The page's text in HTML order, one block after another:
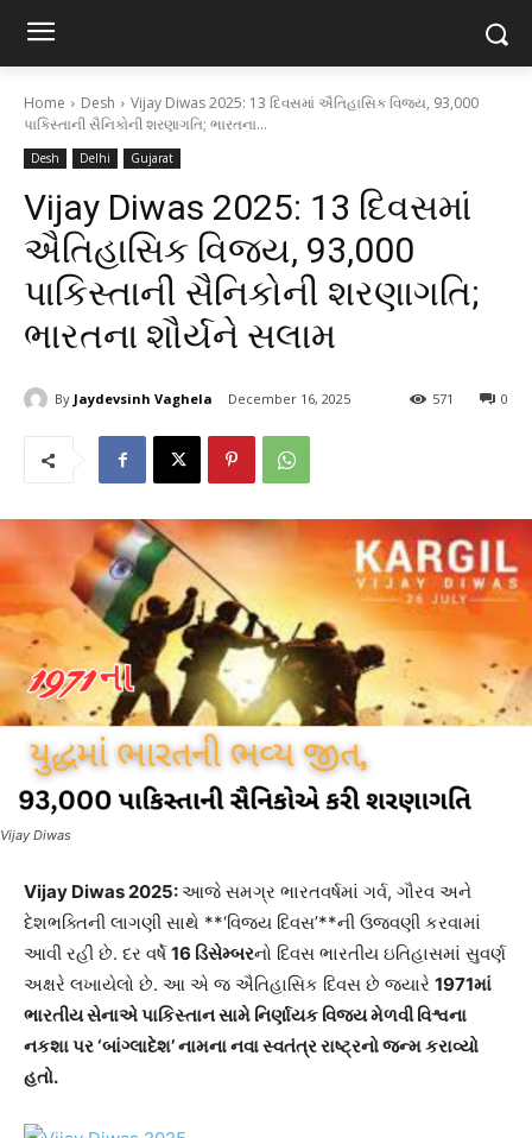
Home Desh
Vijay Diwas 2025: 13 દિવસમાં ઐતિહાસિક વિજય, 93,000
પાકિસ્તાની સૈનિકોની શરણાગતિ; ભારતના...
Desh Delhi Gujarat
Vijay Diwas 2025: 13 દિવસમાં
ઐતિહાસિક વિજય, 93,000
પાકિસ્તાની સૈનિકોની શરણાગતિ;
ભારતના શૌર્યને સલામ
By Jaydevsinh Vaghela December 16, 2025 0
571
Vijay Diwas
Vijay Diwas 2025:આજે સમગ્ર ભારતવર્ષમાં ગર્વ, ગૌરવ અને
દેશભક્તિની લાગણી સાથે **‘વિજય દિવસ’**ની ઉજવણી કરવામાં
આવી રહી છે. દર વર્ષે16 ડિસેમ્બરનો દિવસ ભારતીય ઇતિહાસમાં સુવર્ણ
અક્ષરે લખાયેલો છે. આ એ જ ઐતિહાસિક દિવસ છે જ્યારે 1971માં
ભારતીય સેનાએ પાકિસ્તાન સામે નિર્ણાયક વિજય મેળવી વિશ્વના
નકશા પર ‘બાંગ્લાદેશ’ નામના નવા સ્વતંત્ર રાષ્ટ્રનો જન્મ કરાવ્યો
હતો.